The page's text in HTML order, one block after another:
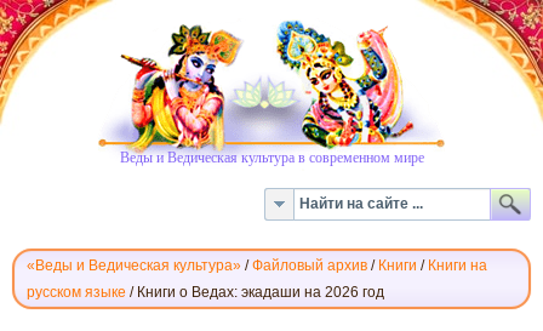
Веды и Ведическая культура в современном мире
«Веды и Ведическая культура» /Файловый архив / Книги / Книги на
русском языке / Книги о Ведах: экадаши на 2026 год